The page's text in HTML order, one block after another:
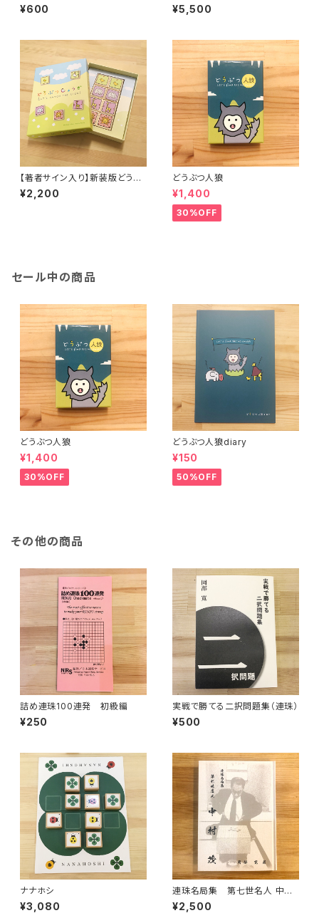
¥600 作者オリジナル版
¥5,500
【著者サイン入り】新装版どうぶ
つしょうぎ
¥2,200
どうぶつ人狼
¥1,400
30%OFF
セール中の商品
どうぶつ人狼
¥1,400
30%OFF
どうぶつ人狼diary
¥150
50%OFF
その他の商品
詰め連珠100連発 初級編
¥250
実戦で勝てる二択問題集（連珠）
¥500
ナナホシ
¥3,080
連珠名局集 第七世名人 中村
茂
¥2,500